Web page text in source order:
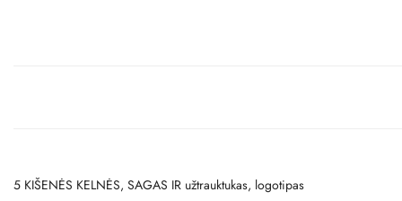
5 KIŠENĖS KELNĖS, SAGAS IR užtrauktukas, logotipas